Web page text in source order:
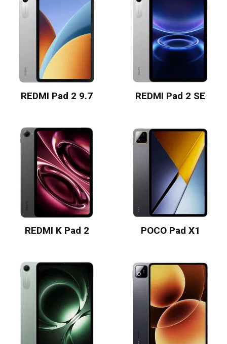
REDMI Pad 2 9.7 REDMI Pad 2 SE
REDMI K Pad 2 POCO Pad X1